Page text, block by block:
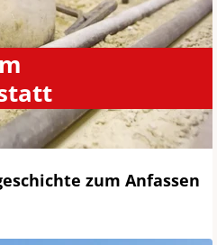
zum Anfassen